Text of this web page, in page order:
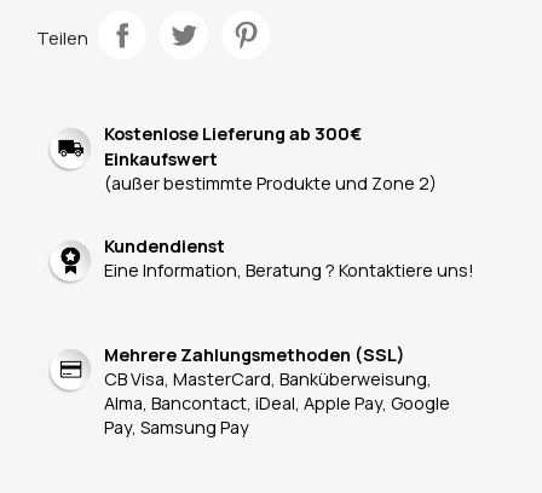
Teilen
Kostenlose Lieferung ab 300€
Einkaufswert
(außer bestimmte Produkte und Zone 2)
Kundendienst
Eine Information, Beratung ? Kontaktiere uns!
Mehrere Zahlungsmethoden (SSL)
CB Visa, MasterCard, Banküberweisung,
Alma, Bancontact, iDeal, Apple Pay, Google
Pay, Samsung Pay